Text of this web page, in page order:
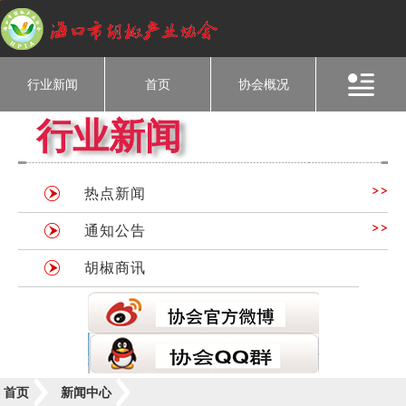
行业新闻 首页 协会概况
行业新闻
热点新闻
通知公告
胡椒商讯
首页 新闻中心